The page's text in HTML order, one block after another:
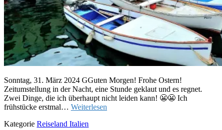
Sonntag, 31. März 2024 GGuten Morgen! Frohe Ostern!
Zeitumstellung in der Nacht, eine Stunde geklaut und es regnet.
Zwei Dinge, die ich überhaupt nicht leiden kann! 😬😬 Ich
frühstücke erstmal… Weiterlesen
Kategorie Reiseland Italien